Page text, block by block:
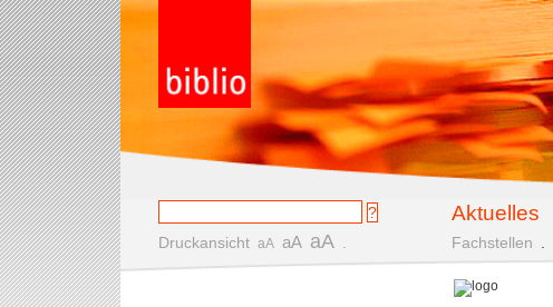
Aktuelles
Druckansicht aA aA aA Fachstellen